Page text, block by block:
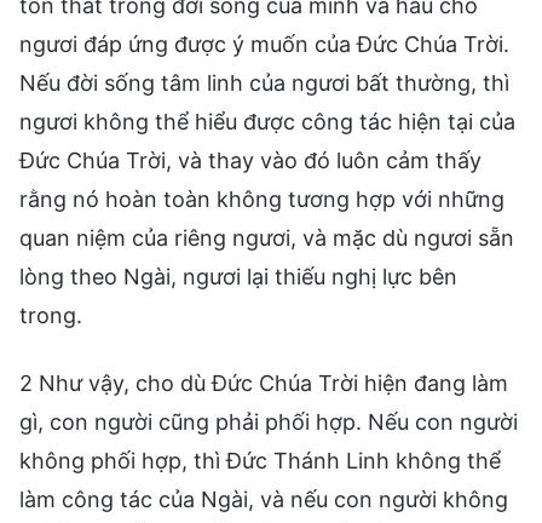
ngươi đáp ứng được ý muốn của Đức Chúa Trời.
Nếu đời sống tâm linh của ngươi bất thường, thì
ngươi không thể hiểu được công tác hiện tại của
Đức Chúa Trời, và thay vào đó luôn cảm thấy
rằng nó hoàn toàn không tương hợp với những
quan niệm của riêng ngươi, và mặc dù ngươi sẵn
lòng theo Ngài, ngươi lại thiếu nghị lực bên
trong.
2 Như vậy, cho dù Đức Chúa Trời hiện đang làm
gì, con người cũng phải phối hợp. Nếu con người
không phối hợp, thì Đức Thánh Linh không thể
làm công tác của Ngài, và nếu con người không